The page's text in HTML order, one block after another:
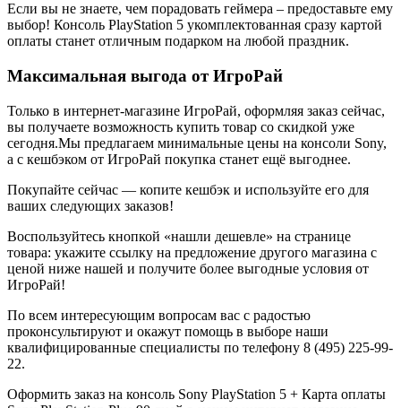
Если вы не знаете, чем порадовать геймера – предоставьте ему
выбор! Консоль PlayStation 5 укомплектованная сразу картой
оплаты станет отличным подарком на любой праздник.
Максимальная выгода от ИгроРай
Только в интернет-магазине ИгроРай, оформляя заказ сейчас,
вы получаете возможность купить товар со скидкой уже
сегодня.Мы предлагаем минимальные цены на консоли Sony,
а с кешбэком от ИгроРай покупка станет ещё выгоднее.
Покупайте сейчас — копите кешбэк и используйте его для
ваших следующих заказов!
Воспользуйтесь кнопкой «нашли дешевле» на странице
товара: укажите ссылку на предложение другого магазина с
ценой ниже нашей и получите более выгодные условия от
ИгроРай!
По всем интересующим вопросам вас с радостью
проконсультируют и окажут помощь в выборе наши
квалифицированные специалисты по телефону 8 (495) 225-99-
22.
Оформить заказ на консоль Sony PlayStation 5 + Карта оплаты